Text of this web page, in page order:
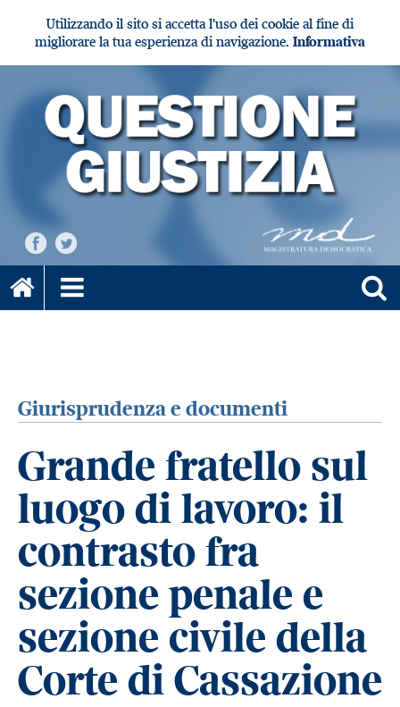
Utilizzando il sito si accetta l'uso dei cookie al fine di
migliorare la tua esperienza di navigazione. Informativa
Giurisprudenza e documenti
Grande fratello sul
luogo di lavoro: il
contrasto fra
sezione penale e
sezione civile della
Corte di Cassazione